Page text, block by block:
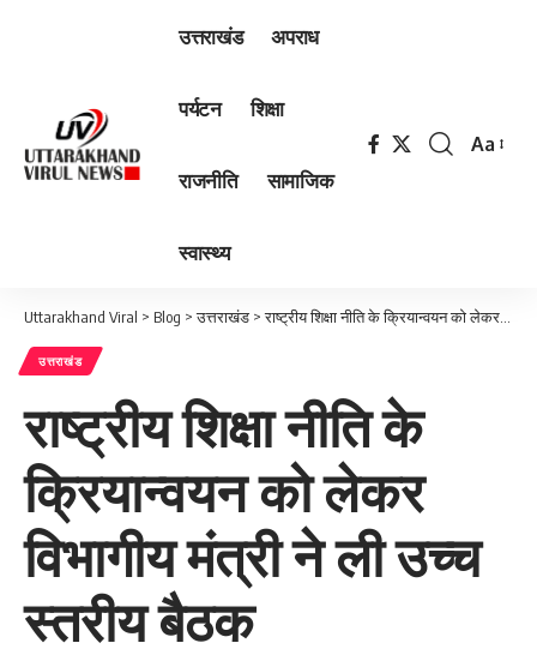
उत्तराखंड अपराध
पर्यटन शिक्षा
राजनीति सामाजिक
स्वास्थ्य
Font
Aa
Uttarakhand Viral > Blog >उत्तराखंड >राष्ट्रीय शिक्षा नीति के क्रियान्वयन को लेकर विभागीय मंत्री ने ली उच्च स्तरीय बैठक
उत्तराखंड
राष्ट्रीय शिक्षा नीति के
क्रियान्वयन को लेकर
विभागीय मंत्री ने ली उच्च
स्तरीय बैठक